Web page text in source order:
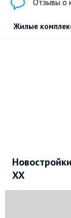
Жилые
XX